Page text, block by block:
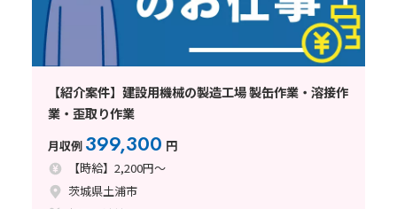
【紹介案件】建設用機械の製造工場 製缶作業・溶接作
業・歪取り作業
月収例 399,300 円
【時給】2,200円～
茨城県土浦市